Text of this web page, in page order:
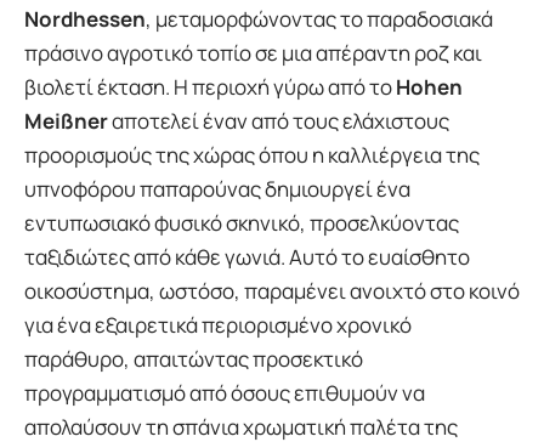
Nordhessen, μεταμορφώνοντας το παραδοσιακά
πράσινο αγροτικό τοπίο σε μια απέραντη ροζ και
βιολετί έκταση. Η περιοχή γύρω από τοHohen
Meißnerαποτελεί έναν από τους ελάχιστους
προορισμούς της χώρας όπου η καλλιέργεια της
υπνοφόρου παπαρούνας δημιουργεί ένα
εντυπωσιακό φυσικό σκηνικό, προσελκύοντας
ταξιδιώτες από κάθε γωνιά. Αυτό το ευαίσθητο
οικοσύστημα, ωστόσο, παραμένει ανοιχτό στο κοινό
για ένα εξαιρετικά περιορισμένο χρονικό
παράθυρο, απαιτώντας προσεκτικό
προγραμματισμό από όσους επιθυμούν να
απολαύσουν τη σπάνια χρωματική παλέτα της